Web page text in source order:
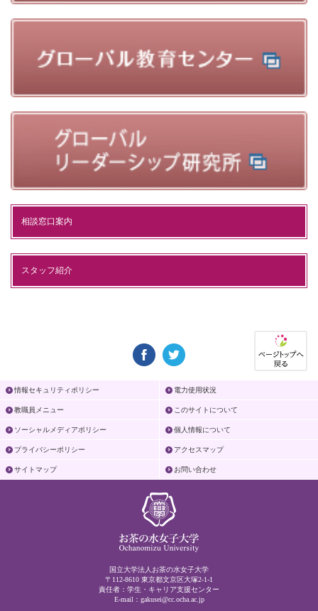
相談窓口案内
スタッフ紹介
情報セキュリティポリシー 電力使用状況
教職員メニュー このサイトについて
ソーシャルメディアポリシー 個人情報について
プライバシーポリシー アクセスマップ
サイトマップ お問い合わせ
国立大学法人お茶の水女子大学
〒112-8610 東京都文京区大塚2-1-1
責任者：学生・キャリア支援センター
E-mail： gakusei@cc.ocha.ac.jp